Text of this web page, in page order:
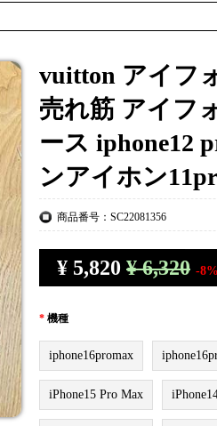
vuitton アイフ
売れ筋 アイフ
ース iphone12
ンアイホン
商品番号：SC22081356
¥ 5,820 ¥ 6,320 -
* 機種
iphone16promax
iPhone15 Pro Max